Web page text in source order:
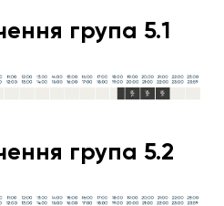
група 5.1
група 5.2